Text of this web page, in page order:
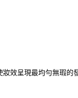
效呈現最均勻無瑕的